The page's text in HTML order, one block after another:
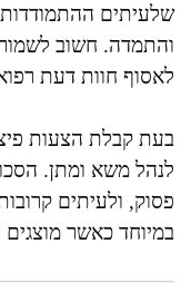
שלעיתים
והתמדה. חשוב
לאסוף חוות דעת
בעת קבלת הצעות
לנהל משא ומתן.
פסוק, ולעיתים
במיוחד כאשר מוצגים